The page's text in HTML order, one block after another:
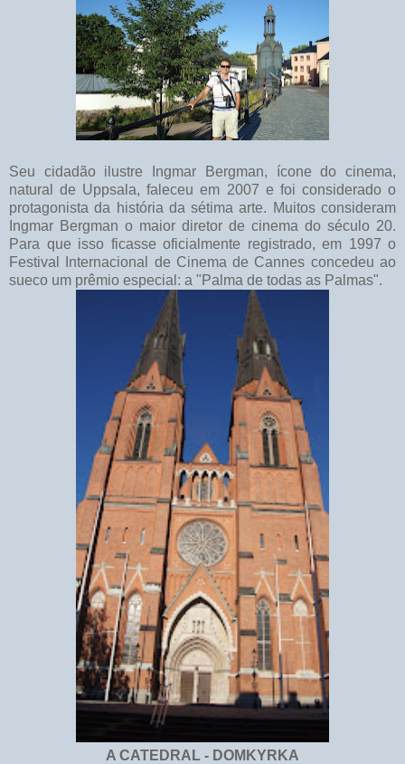
Seu cidadão ilustre Ingmar Bergman, ícone do cinema,
natural de Uppsala, faleceu em 2007 e foi considerado o
protagonista da história da sétima arte. Muitos consideram
Ingmar Bergman o maior diretor de cinema do século 20.
Para que isso ficasse oficialmente registrado, em 1997 o
Festival Internacional de Cinema de Cannes concedeu ao
sueco um prêmio especial: a "Palma de todas as Palmas".
A CATEDRAL - DOMKYRKA